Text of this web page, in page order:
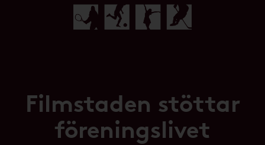
Filmstaden stöttar
föreningslivet